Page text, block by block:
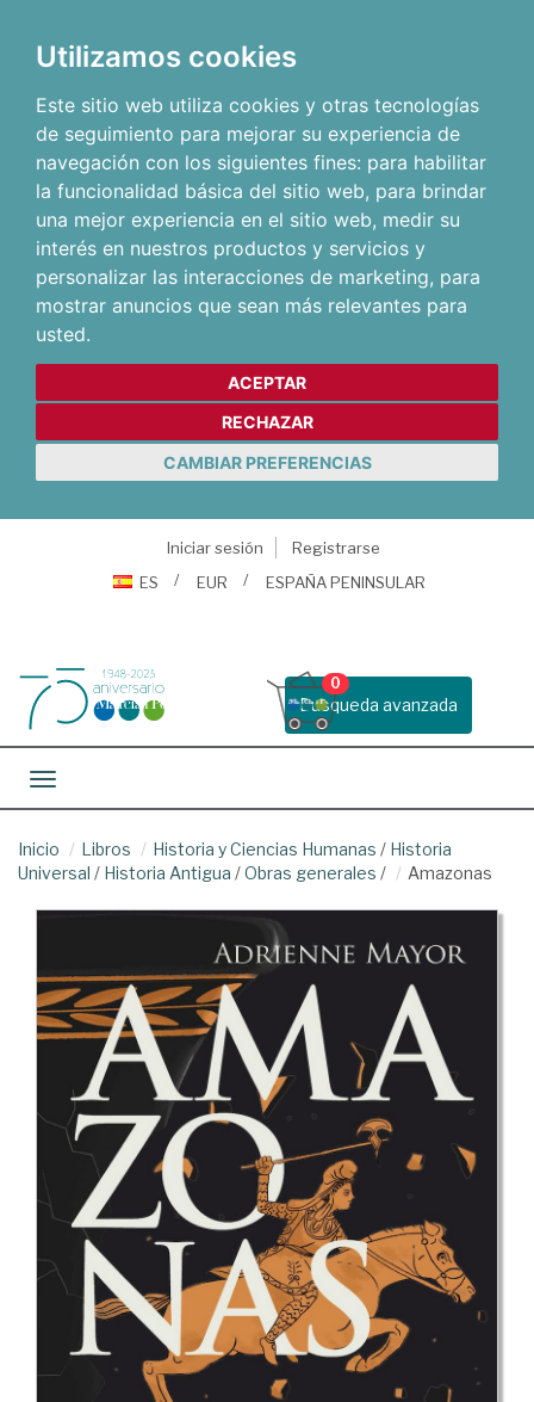
Utilizamos cookies
Este sitio web utiliza cookies y otras tecnologías
de seguimiento para mejorar su experiencia de
navegación con los siguientes fines: para habilitar
la funcionalidad básica del sitio web, para brindar
una mejor experiencia en el sitio web, medir su
interés en nuestros productos y servicios y
personalizar las interacciones de marketing, para
mostrar anuncios que sean más relevantes para
usted.
ACEPTAR
RECHAZAR
CAMBIAR PREFERENCIAS
Iniciar sesión
Registrarse
ES
EUR ESPAÑA PENINSULAR
Busqueda avanzada
0
Toggle navigation
Inicio Libros Historia y Ciencias Humanas / Historia
Universal / Historia Antigua /Obras generales / Amazonas